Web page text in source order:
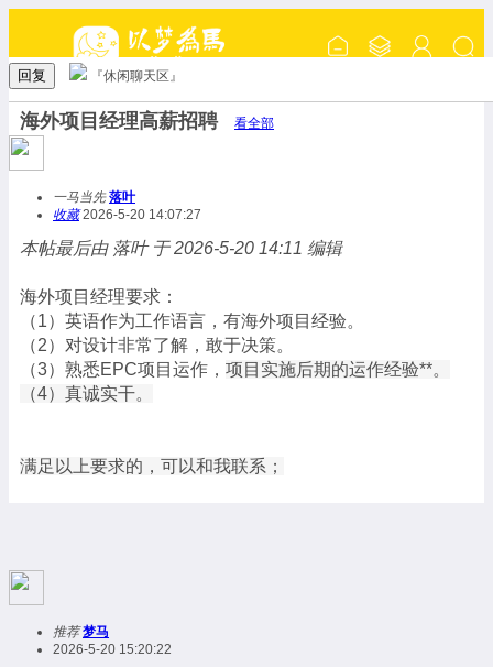
回复 『休闲聊天区』
海外项目经理高薪招聘 看全部
一马当先 落叶
收藏2026-5-20 14:07:27
本帖最后由 落叶 于 2026-5-20 14:11 编辑
海外项目经理要求：
（1）英语作为工作语言，有海外项目经验。
（2）对设计非常了解，敢于决策。
（3）熟悉EPC项目运作， 项目实施后期的运作经验**。
（4）真诚实干。
满足以上要求的，可以和我联系；
推荐梦马
2026-5-20 15:20:22